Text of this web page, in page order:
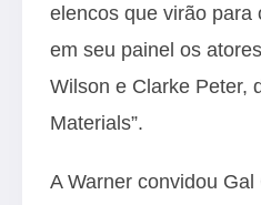
elencos que virão para
em seu painel os
Wilson e Clarke Peter,
Materials”.
A Warner convidou